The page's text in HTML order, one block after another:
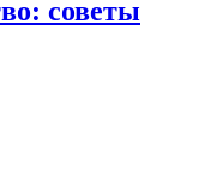
советы